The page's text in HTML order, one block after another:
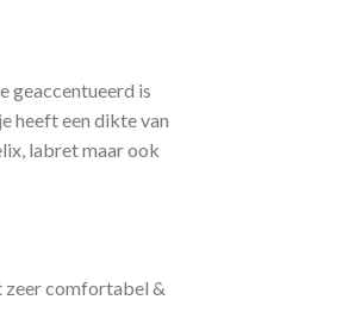
geaccentueerd is
heeft een dikte van
labret maar ook
zeer comfortabel &